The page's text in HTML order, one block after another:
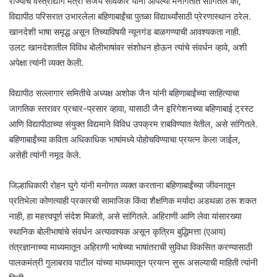
विद्यापीठ परिसरात उभारलेला बहिणाबाईंचा पुतळा विद्यार्थ्यांसाठी प्रेरणास्थान ठरेल.
खानदेशी भाषा समृद्ध असून तिच्याविषयी न्यूनगंड बाळगण्याची आवश्यकता नाही.
उलट खानदेशातील विविध बोलीभाषांवर संशोधन होऊन त्यांचे संवर्धन व्हावे, अशी
अपेक्षा त्यांनी व्यक्त केली.
विद्यापीठ सल्लागार समितीचे अध्यक्ष अशोक जैन यांनी बहिणाबाईंच्या साहित्याचा
जागतिक स्तरावर प्रचार-प्रसार व्हावा, यासाठी जैन इरिगेशनच्या बहिणाबाई ट्रस्ट
आणि विद्यापीठाच्या संयुक्त विद्यमाने विविध उपक्रम राबविण्यात येतील, असे सांगितले.
बहिणाबाईंच्या कविता अधिकाधिक भाषांमध्ये पोहोचविण्याचा प्रयत्न केला जाईल,
असेही त्यांनी नमूद केले.
जिल्हाधिकारी रोहन घुगे यांनी मनोगत व्यक्त करताना बहिणाबाईंच्या जीवनातून
प्रतिभेला कोणत्याही प्रकारची सामाजिक किंवा शैक्षणिक मर्यादा अडथळा ठरू शकत
नाही, हा महत्त्वपूर्ण संदेश मिळतो, असे सांगितले. अहिराणी आणि लेवा यांसारख्या
स्थानिक बोलीभाषांचे संवर्धन अत्यावश्यक असून कृत्रिम बुद्धिमत्ता (एआय)
तंत्रज्ञानाच्या माध्यमातून अहिराणी भाषेच्या भाषांतराची सुविधा विकसित करण्यासाठी
पालकमंत्री गुलाबराव पाटील यांच्या माध्यमातून प्रयत्न सुरू असल्याची माहिती त्यांनी